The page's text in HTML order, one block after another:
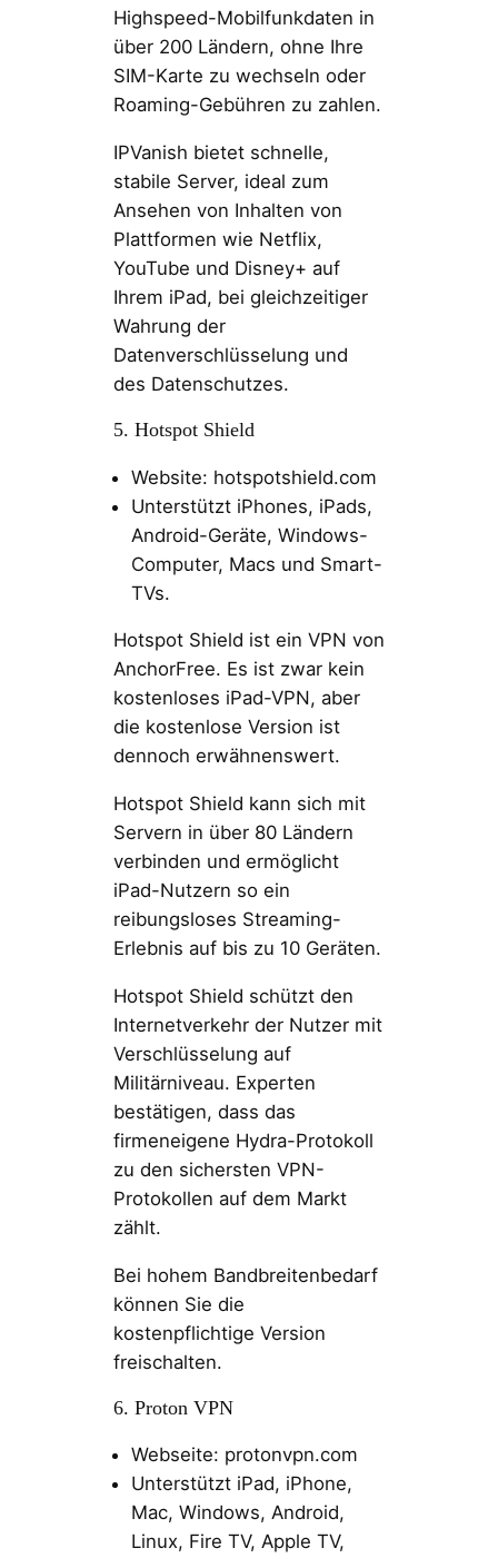
Highspeed-Mobilfunkdaten in
über 200 Ländern, ohne Ihre
SIM-Karte zu wechseln oder
Roaming-Gebühren zu zahlen.
IPVanish bietet schnelle,
stabile Server, ideal zum
Ansehen von Inhalten von
Plattformen wie Netflix,
YouTube und Disney+ auf
Ihrem iPad, bei gleichzeitiger
Wahrung der
Datenverschlüsselung und
des Datenschutzes.
5. Hotspot Shield
Website: hotspotshield.com
Unterstützt iPhones, iPads,
Android-Geräte, Windows-
Computer, Macs und Smart-
TVs.
Hotspot Shield ist ein VPN von
AnchorFree. Es ist zwar kein
kostenloses iPad-VPN, aber
die kostenlose Version ist
dennoch erwähnenswert.
Hotspot Shield kann sich mit
Servern in über 80 Ländern
verbinden und ermöglicht
iPad-Nutzern so ein
reibungsloses Streaming-
Erlebnis auf bis zu 10 Geräten.
Hotspot Shield schützt den
Internetverkehr der Nutzer mit
Verschlüsselung auf
Militärniveau. Experten
bestätigen, dass das
firmeneigene Hydra-Protokoll
zu den sichersten VPN-
Protokollen auf dem Markt
zählt.
Bei hohem Bandbreitenbedarf
können Sie die
kostenpflichtige Version
freischalten.
6. Proton VPN
Webseite: protonvpn.com
Unterstützt iPad, iPhone,
Mac, Windows, Android,
Linux, Fire TV, Apple TV,